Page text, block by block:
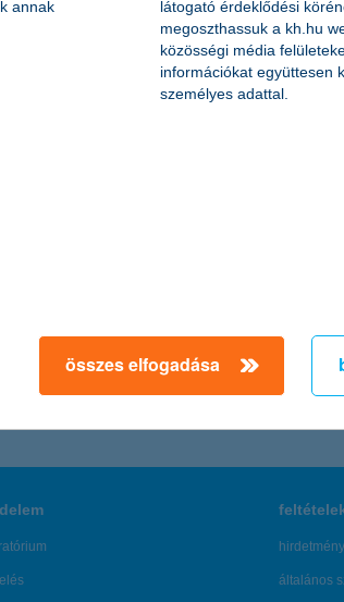
általános
annak
látogató érdeklődési
megoszthassuk a kh.hu
közösségi média
információkat együttesen
személyes adattal.
összes elfogadása